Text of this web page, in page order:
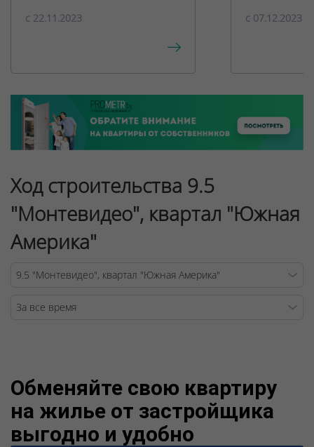
c 22.11.2023 c 07.12.2023
Ход строительства 9.5
"Монтевидео", квартал "Южная
Америка"
Обменяйте свою квартиру
на жилье от застройщика
выгодно и удобно